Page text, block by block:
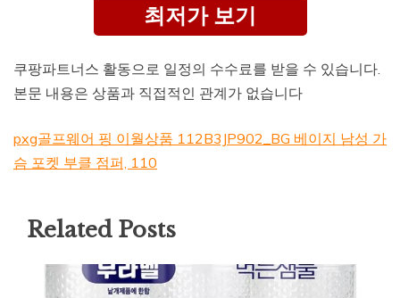
최저가 보기
쿠팡파트너스 활동으로 일정의 수수료를 받을 수 있습니다.
본문 내용은 상품과 직접적인 관계가 없습니다
pxg골프웨어 핑 이월상품 112B3JP902_BG 베이지 남성 가
슴 포켓 부클 점퍼, 110
Related Posts